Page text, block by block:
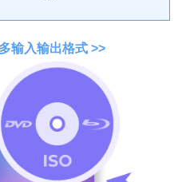
输入输出格式 >>